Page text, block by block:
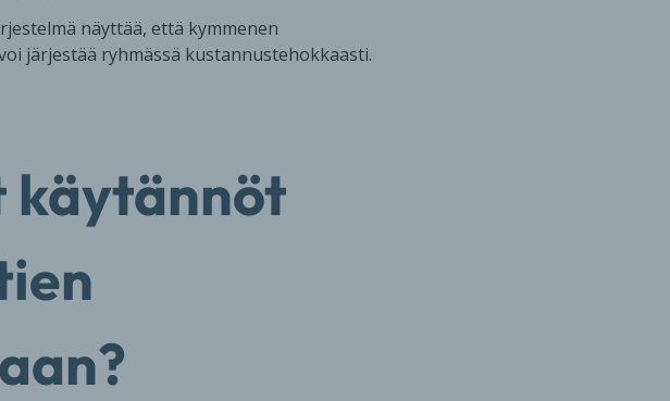
näyttää, että kymmenen
järjestää ryhmässä kustannustehokkaasti.
käytännöt